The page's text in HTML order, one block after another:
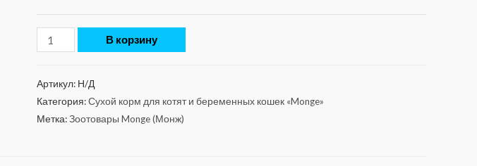
В корзину
Артикул: Н/Д
Категория:Сухой корм для котят и беременных кошек «Monge»
Метка:Зоотовары Monge (Монж)